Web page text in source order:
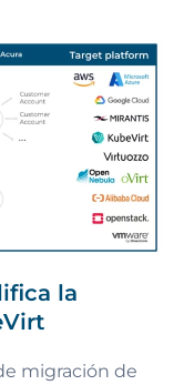
la
migración de